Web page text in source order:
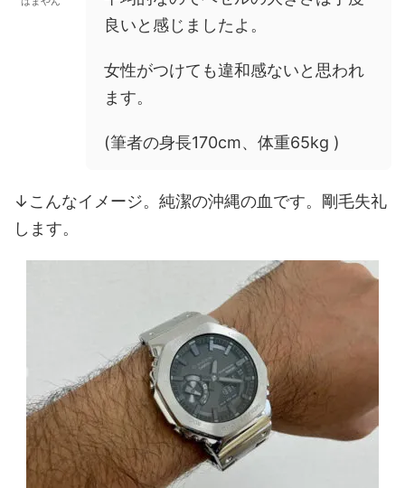
良いと感じましたよ。
女性がつけても違和感ないと思われ
ます。
(筆者の身長170cm、体重65kg )
↓こんなイメージ。純潔の沖縄の血です。剛毛失礼
します。